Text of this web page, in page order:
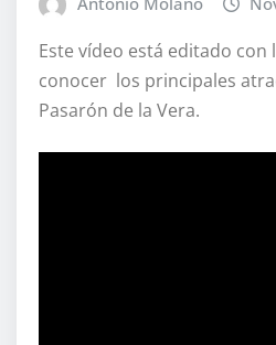
Este vídeo está editado
conocer los principales
Pasarón de la Vera.